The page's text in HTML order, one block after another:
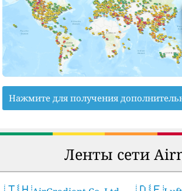
Нажмите для получения
Ленты сети